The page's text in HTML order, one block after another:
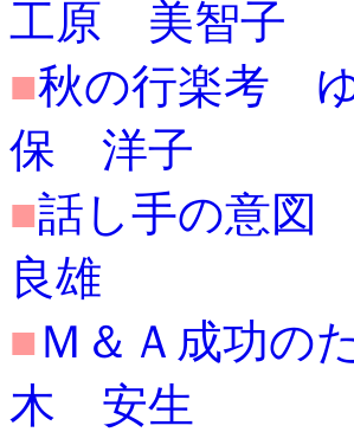
工原 美智子
■秋の行楽考 ゆ
保 洋子
■話し手の意図
良雄
■ Ｍ＆Ａ成功の
木 安生